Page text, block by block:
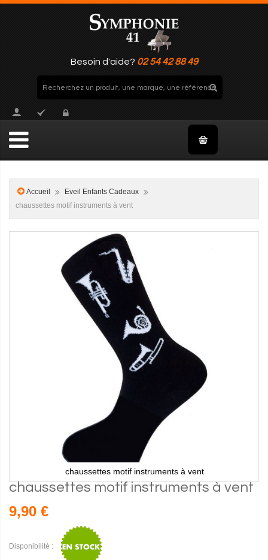
Besoin d'aide? 02 54 42 88 49
Accueil
Eveil Enfants Cadeaux
chaussettes motif instruments à vent
chaussettes motif instruments à vent
chaussettes motif instruments à vent
9,90 €
Disponibilité :